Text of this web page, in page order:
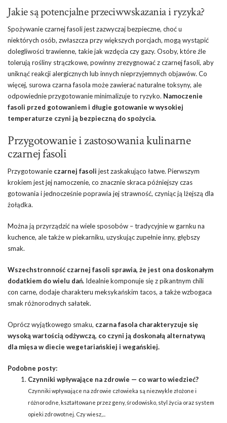
Jakie są potencjalne przeciwwskazania i ryzyka?
Spożywanie czarnej fasoli jest zazwyczaj bezpieczne, choć u
niektórych osób, zwłaszcza przy większych porcjach, mogą wystąpić
dolegliwości trawienne, takie jak wzdęcia czy gazy. Osoby, które źle
tolerują rośliny strączkowe, powinny zrezygnować z czarnej fasoli, aby
uniknąć reakcji alergicznych lub innych nieprzyjemnych objawów. Co
więcej, surowa czarna fasola może zawierać naturalne toksyny, ale
odpowiednie przygotowanie minimalizuje to ryzyko. Namoczenie
fasoli przed gotowaniem i długie gotowanie w wysokiej
temperaturze czyni ją bezpieczną do spożycia.
Przygotowanie i zastosowania kulinarne
czarnej fasoli
Przygotowanie czarnej fasoli jest zaskakująco łatwe. Pierwszym
krokiem jest jej namoczenie, co znacznie skraca późniejszy czas
gotowania i jednocześnie poprawia jej strawność, czyniąc ją lżejszą dla
żołądka.
Można ją przyrządzić na wiele sposobów – tradycyjnie w garnku na
kuchence, ale także w piekarniku, uzyskując zupełnie inny, głębszy
smak.
Wszechstronność czarnej fasoli sprawia, że jest ona doskonałym
dodatkiem do wielu dań. Idealnie komponuje się z pikantnym chili
con carne, dodaje charakteru meksykańskim tacos, a także wzbogaca
smak różnorodnych sałatek.
Oprócz wyjątkowego smaku, czarna fasola charakteryzuje się
wysoką wartością odżywczą, co czyni ją doskonałą alternatywą
dla mięsa w diecie wegetariańskiej i wegańskiej.
Podobne posty:
Czynniki wpływające na zdrowie — co warto wiedzieć?
Czynniki wpływające na zdrowie człowieka są niezwykle złożone i
różnorodne, kształtowane przez geny, środowisko, styl życia oraz system
opieki zdrowotnej. Czy wiesz,...